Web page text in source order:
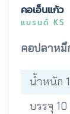
คอเอ็นแก้ว
แบรนด์ KS
คอปลาหมึ
น้ำหนัก
บรรจุ